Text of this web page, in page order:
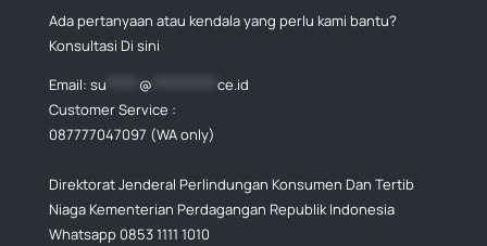
Ada pertanyaan atau kendala yang perlu kami bantu?
Konsultasi Di sini
Email: su @
ce.id
Customer Service :
087777047097 (WA only)
Direktorat Jenderal Perlindungan Konsumen Dan Tertib
Niaga Kementerian Perdagangan Republik Indonesia
Whatsapp 0853 1111 1010